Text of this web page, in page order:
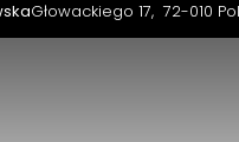
Głowackiego 17 72-010